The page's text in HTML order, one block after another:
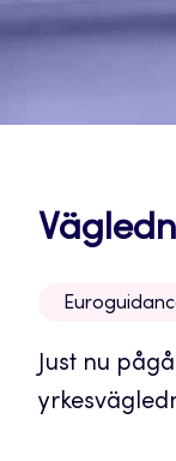
Just nu